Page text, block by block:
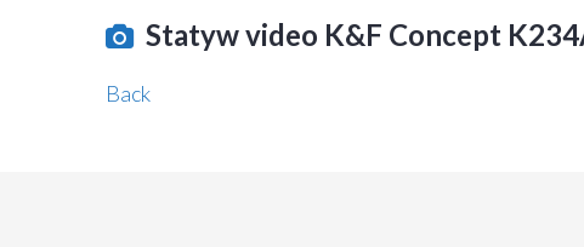
Statyw video K&F Concept
Back